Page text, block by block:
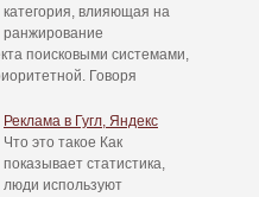
категория, влияющая на
ранжирование
поисковыми системами,
Говоря
Реклама в Гугл, Яндекс
Что это такое Как
показывает статистика,
люди используют